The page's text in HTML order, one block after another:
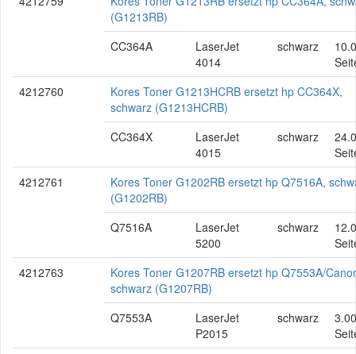
(G1213RB)
CC364A
LaserJet
4014
schwarz
4212760
Kores Toner G1213HCRB ersetzt hp CC364X,
schwarz (G1213HCRB)
CC364X
LaserJet
4015
schwarz
4212761
Kores Toner G1202RB ersetzt hp Q7516A,
(G1202RB)
Q7516A
LaserJet
5200
schwarz
4212763
Kores Toner G1207RB ersetzt hp Q7553A/
schwarz (G1207RB)
Q7553A
LaserJet
P2015
schwarz